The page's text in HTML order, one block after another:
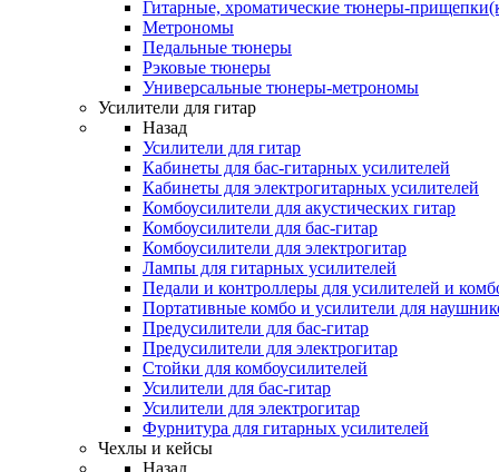
Гитарные, хроматические тюнеры-
Метрономы
Педальные тюнеры
Рэковые тюнеры
Универсальные тюнеры-метрономы
Усилители для гитар
Назад
Усилители для гитар
Кабинеты для бас-гитарных усилителей
Кабинеты для электрогитарных усилителей
Комбоусилители для акустических гитар
Комбоусилители для бас-гитар
Комбоусилители для электрогитар
Лампы для гитарных усилителей
Педали и контроллеры для усилителей и
Портативные комбо и усилители для
Предусилители для бас-гитар
Предусилители для электрогитар
Стойки для комбоусилителей
Усилители для бас-гитар
Усилители для электрогитар
Фурнитура для гитарных усилителей
Чехлы и кейсы
Назад